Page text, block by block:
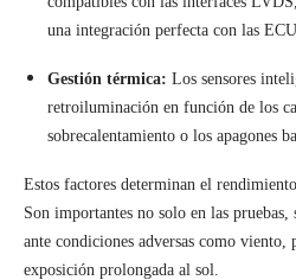
una integración perfecta con las
Gestión térmica: Los sensores
retroiluminación en función de los
sobrecalentamiento o los apagones
Estos factores determinan el
Son importantes no solo en las
ante condiciones adversas como
exposición prolongada al sol.